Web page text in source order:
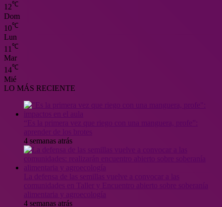
12℃
Dom
10℃
Lun
11 ℃
Mar
14℃
Mié
LO MÁS RECIENTE
4 semanas atrás
4 semanas atrás